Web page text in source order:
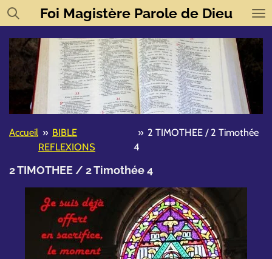
Passer
au
contenu
principal
Foi Magistère Parole de Dieu
Accueil » BIBLE
REFLEXIONS
» 2 TIMOTHEE / 2 Timothée
4
2 TIMOTHEE / 2 Timothée 4